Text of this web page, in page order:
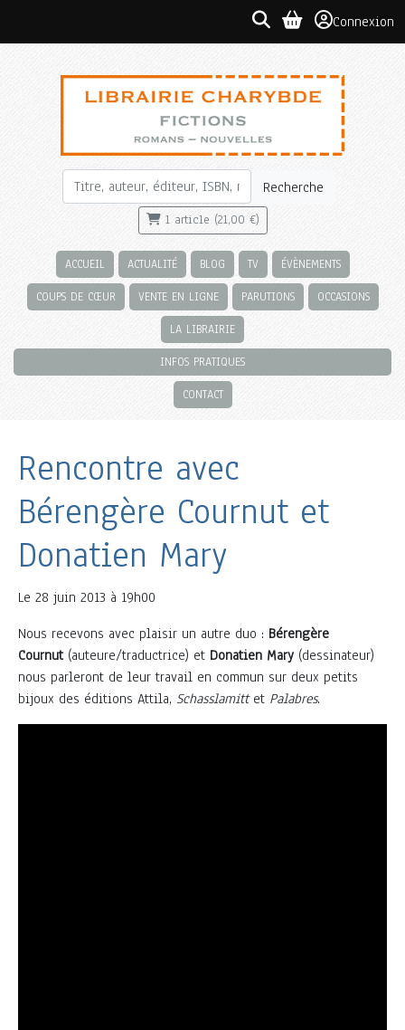
Connexion
Recherche
1 article (21,00 €)
ACCUEIL ACTUALITÉ BLOG TV ÉVÈNEMENTS
COUPS DE CŒUR VENTE EN LIGNE PARUTIONS OCCASIONS
LA LIBRAIRIE
INFOS PRATIQUES
CONTACT
Rencontre avec
Bérengère Cournut et
Donatien Mary
Le 28 juin 2013 à 19h00
Nous recevons avec plaisir un autre duo : Bérengère
Cournut (auteure/traductrice) et Donatien Mary (dessinateur)
nous parleront de leur travail en commun sur deux petits
bijoux des éditions Attila, Schasslamittet Palabres.